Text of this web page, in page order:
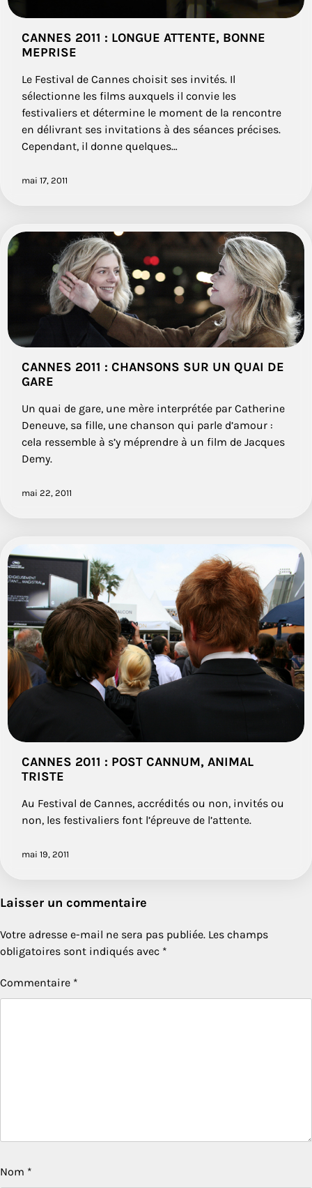
CANNES 2011 : LONGUE ATTENTE, BONNE
MEPRISE
Le Festival de Cannes choisit ses invités. Il
sélectionne les films auxquels il convie les
festivaliers et détermine le moment de la rencontre
en délivrant ses invitations à des séances précises.
Cependant, il donne quelques…
mai 17, 2011
CANNES 2011 : CHANSONS SUR UN QUAI DE
GARE
Un quai de gare, une mère interprétée par Catherine
Deneuve, sa fille, une chanson qui parle d’amour :
cela ressemble à s’y méprendre à un film de Jacques
Demy.
mai 22, 2011
CANNES 2011 : POST CANNUM, ANIMAL
TRISTE
Au Festival de Cannes, accrédités ou non, invités ou
non, les festivaliers font l’épreuve de l’attente.
mai 19, 2011
Laisser un commentaire
Votre adresse e-mail ne sera pas publiée. Les champs
obligatoires sont indiqués avec *
Commentaire *
Nom *